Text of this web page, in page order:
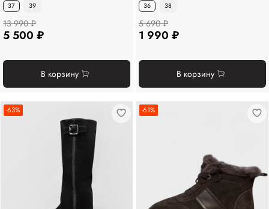
37 39
13 990 ₽
5 500 ₽
В корзину
36 38
5 690 ₽
1 990 ₽
В корзину
-63% -61%